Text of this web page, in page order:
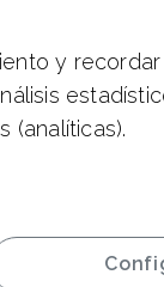
y
(analíticas).